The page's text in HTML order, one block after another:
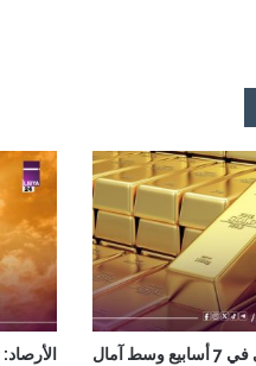
الذهب عند أعلى مستوى في 7 أسابيع وسط آمال